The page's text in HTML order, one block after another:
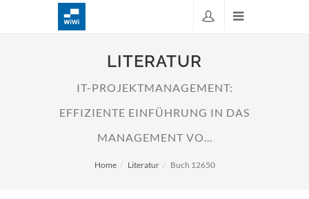
LITERATUR
IT-PROJEKTMANAGEMENT:
EFFIZIENTE EINFÜHRUNG IN DAS
MANAGEMENT VO...
Home Literatur Buch 12650